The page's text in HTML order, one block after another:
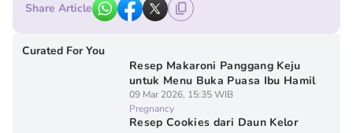
Share Article
Curated For You
Resep Makaroni Panggang Keju
untuk Menu Buka Puasa Ibu Hamil
09 Mar 2026, 15:35 WIB
Pregnancy
Resep Cookies dari Daun Kelor